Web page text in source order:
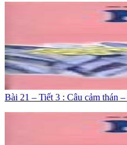
Bài 21 – Tiết 3 : Câu cảm thán